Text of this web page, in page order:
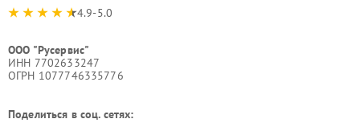
4.9-5.0
ООО "Русервис"
ИНН 7702633247
ОГРН 1077746335776
Поделиться в соц. сетях: